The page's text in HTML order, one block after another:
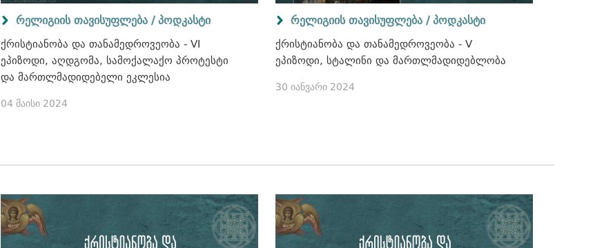
რელიგიის თავისუფლება / პოდკასტი
ქრისტიანობა და თანამედროვეობა - VI
ეპიზოდი, აღდგომა, სამოქალაქო პროტესტი
და მართლმადიდებელი ეკლესია
04 მაისი 2024
რელიგიის თავისუფლება / პოდკასტი
ქრისტიანობა და თანამედროვეობა - V
ეპიზოდი, სტალინი და მართლმადიდებლობა
30 იანვარი 2024